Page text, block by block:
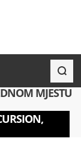
MJESTU